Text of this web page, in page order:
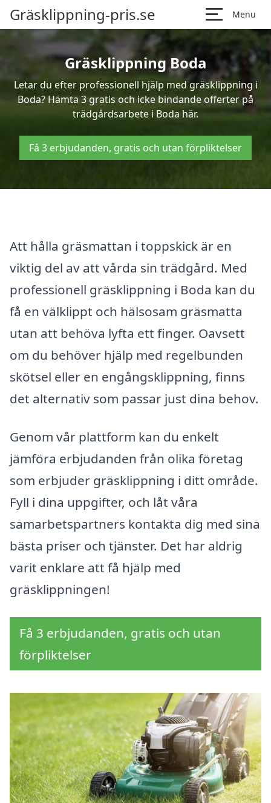
Gräsklippning-pris.se Menu
Gräsklippning Boda
Letar du efter professionell hjälp med gräsklippning i
Boda? Hämta 3 gratis och icke bindande offerter på
trädgårdsarbete i Boda här.
Få 3 erbjudanden, gratis och utan förpliktelser
Att hålla gräsmattan i toppskick är en
viktig del av att vårda sin trädgård. Med
professionell gräsklippning i Boda kan du
få en välklippt och hälsosam gräsmatta
utan att behöva lyfta ett finger. Oavsett
om du behöver hjälp med regelbunden
skötsel eller en engångsklippning, finns
det alternativ som passar just dina behov.
Genom vår plattform kan du enkelt
jämföra erbjudanden från olika företag
som erbjuder gräsklippning i ditt område.
Fyll i dina uppgifter, och låt våra
samarbetspartners kontakta dig med sina
bästa priser och tjänster. Det har aldrig
varit enklare att få hjälp med
gräsklippningen!
Få 3 erbjudanden, gratis och utan
förpliktelser